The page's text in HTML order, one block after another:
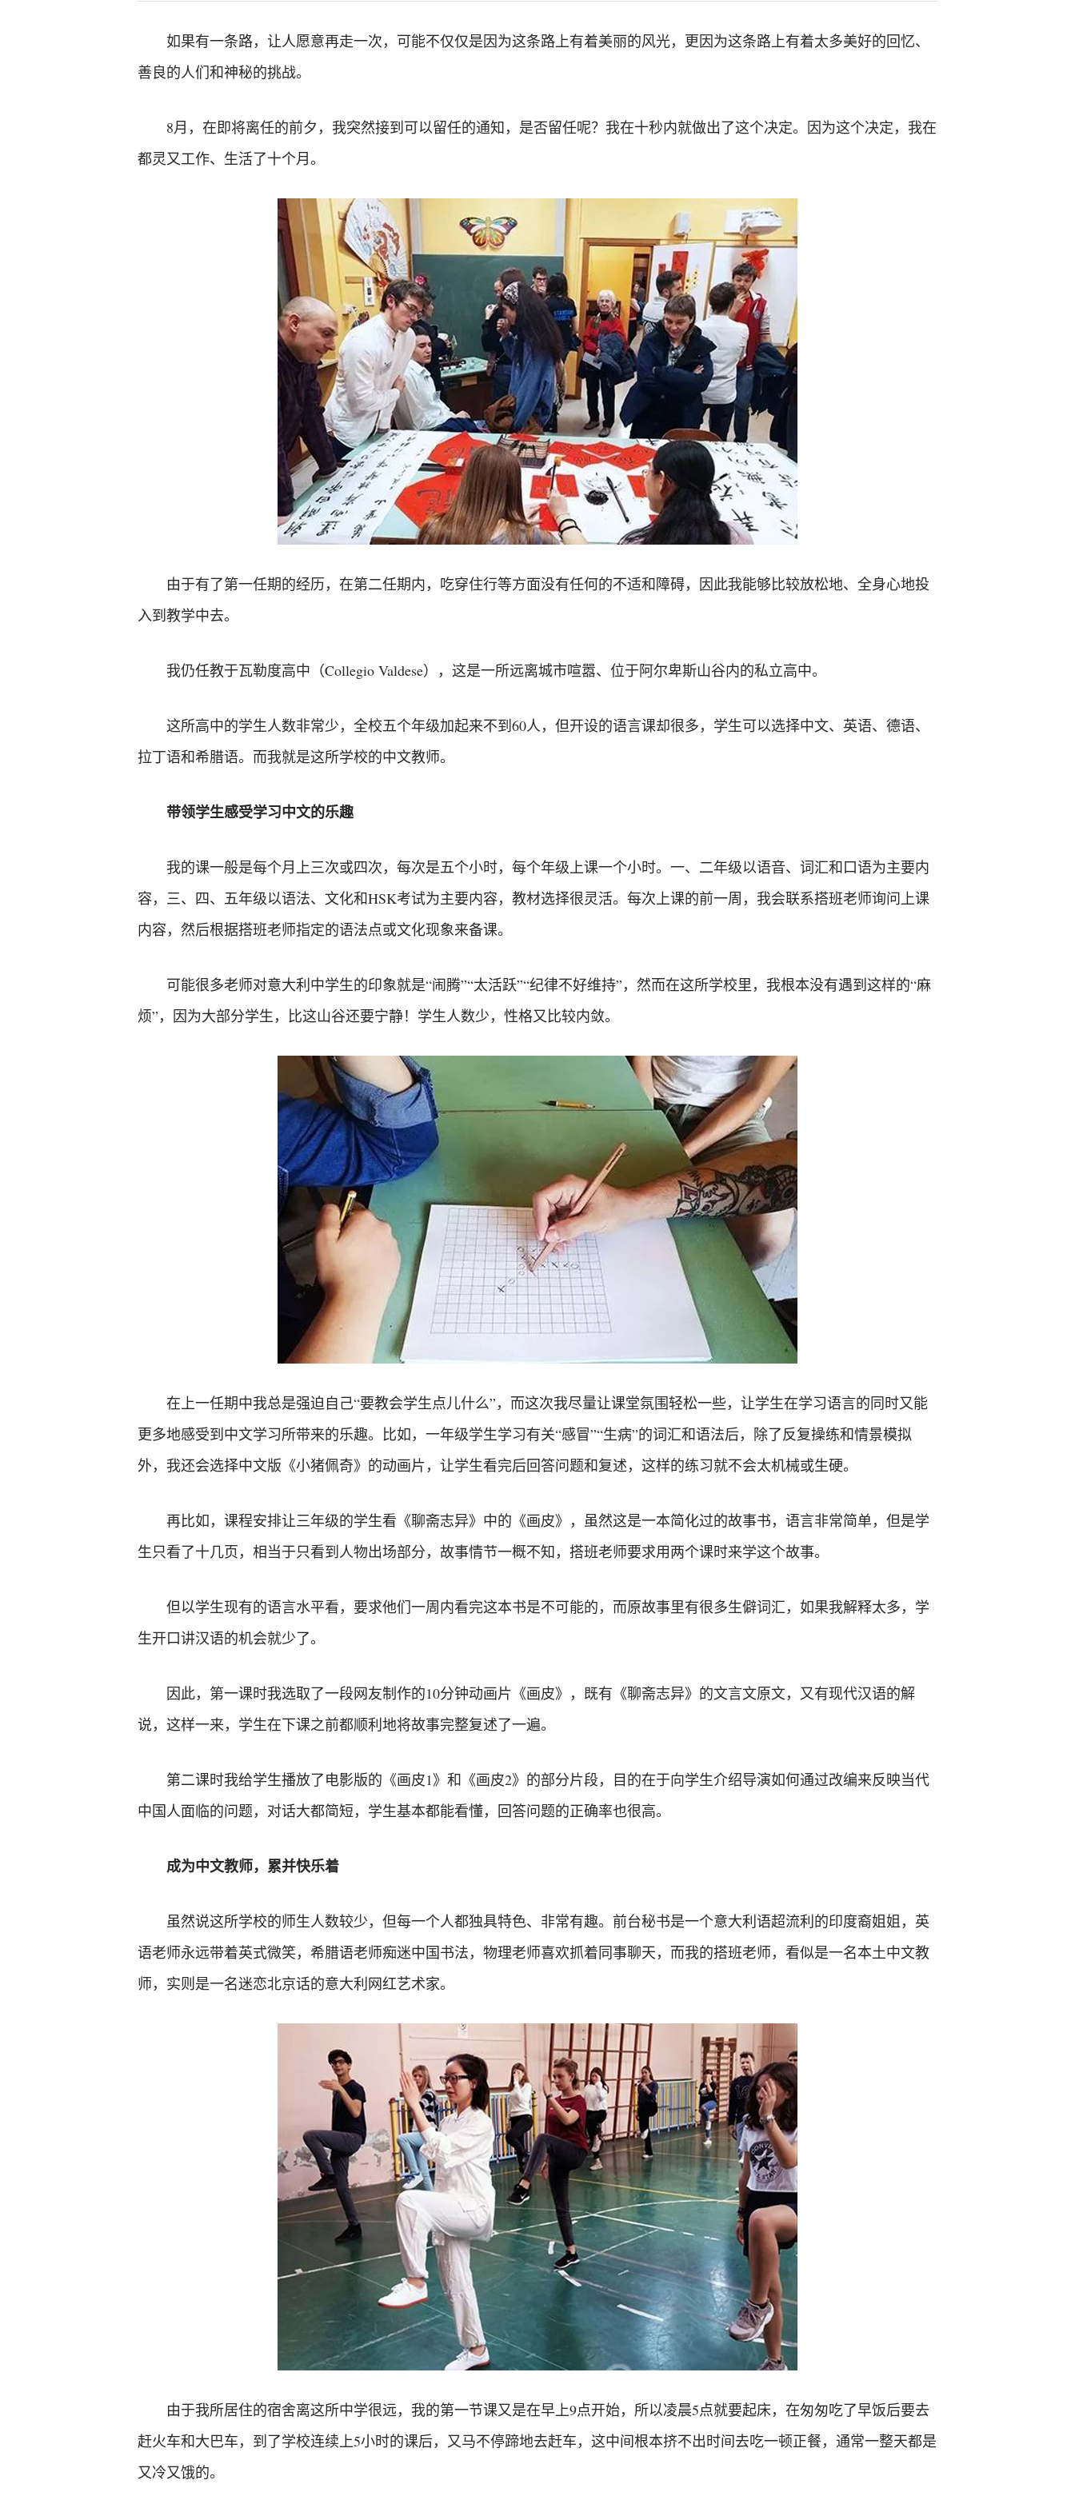
如果有一条路，让人愿意再走一次，可能不仅仅是因为这条路上有着美丽的风光，更因为这条路上有着太多美好的回忆、
善良的人们和神秘的挑战。
8月，在即将离任的前夕，我突然接到可以留任的通知，是否留任呢？我在十秒内就做出了这个决定。因为这个决定，我在
都灵又工作、生活了十个月。
由于有了第一任期的经历，在第二任期内，吃穿住行等方面没有任何的不适和障碍，因此我能够比较放松地、全身心地投
入到教学中去。
我仍任教于瓦勒度高中（Collegio Valdese），这是一所远离城市喧嚣、位于阿尔卑斯山谷内的私立高中。
这所高中的学生人数非常少，全校五个年级加起来不到60人，但开设的语言课却很多，学生可以选择中文、英语、德语、
拉丁语和希腊语。而我就是这所学校的中文教师。
带领学生感受学习中文的乐趣
我的课一般是每个月上三次或四次，每次是五个小时，每个年级上课一个小时。一、二年级以语音、词汇和口语为主要内
容，三、四、五年级以语法、文化和HSK考试为主要内容，教材选择很灵活。每次上课的前一周，我会联系搭班老师询问上课
内容，然后根据搭班老师指定的语法点或文化现象来备课。
可能很多老师对意大利中学生的印象就是“闹腾”“太活跃”“纪律不好维持”，然而在这所学校里，我根本没有遇到这样的“麻
烦”，因为大部分学生，比这山谷还要宁静！学生人数少，性格又比较内敛。
在上一任期中我总是强迫自己“要教会学生点儿什么”，而这次我尽量让课堂氛围轻松一些，让学生在学习语言的同时又能
更多地感受到中文学习所带来的乐趣。比如，一年级学生学习有关“感冒”“生病”的词汇和语法后，除了反复操练和情景模拟
外，我还会选择中文版《小猪佩奇》的动画片，让学生看完后回答问题和复述，这样的练习就不会太机械或生硬。
再比如，课程安排让三年级的学生看《聊斋志异》中的《画皮》，虽然这是一本简化过的故事书，语言非常简单，但是学
生只看了十几页，相当于只看到人物出场部分，故事情节一概不知，搭班老师要求用两个课时来学这个故事。
但以学生现有的语言水平看，要求他们一周内看完这本书是不可能的，而原故事里有很多生僻词汇，如果我解释太多，学
生开口讲汉语的机会就少了。
因此，第一课时我选取了一段网友制作的10分钟动画片《画皮》，既有《聊斋志异》的文言文原文，又有现代汉语的解
说，这样一来，学生在下课之前都顺利地将故事完整复述了一遍。
第二课时我给学生播放了电影版的《画皮1》和《画皮2》的部分片段，目的在于向学生介绍导演如何通过改编来反映当代
中国人面临的问题，对话大都简短，学生基本都能看懂，回答问题的正确率也很高。
成为中文教师，累并快乐着
虽然说这所学校的师生人数较少，但每一个人都独具特色、非常有趣。前台秘书是一个意大利语超流利的印度裔姐姐，英
语老师永远带着英式微笑，希腊语老师痴迷中国书法，物理老师喜欢抓着同事聊天，而我的搭班老师，看似是一名本土中文教
师，实则是一名迷恋北京话的意大利网红艺术家。
由于我所居住的宿舍离这所中学很远，我的第一节课又是在早上9点开始，所以凌晨5点就要起床，在匆匆吃了早饭后要去
赶火车和大巴车，到了学校连续上5小时的课后，又马不停蹄地去赶车，这中间根本挤不出时间去吃一顿正餐，通常一整天都是
又冷又饿的。